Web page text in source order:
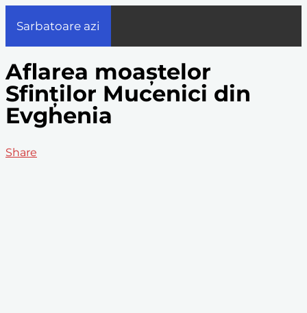
Sarbatoare azi
Aflarea moaștelor
Sfinților Mucenici din
Evghenia
Share